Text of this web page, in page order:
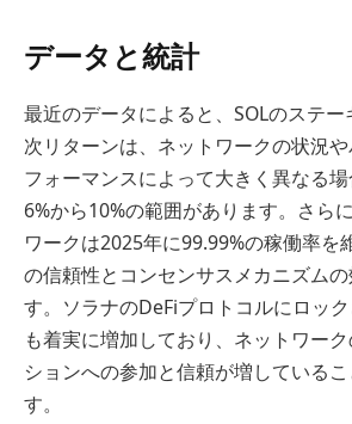
データと統計
最近のデータによると、SOLのステ
次リターンは、ネットワークの状況
フォーマンスによって大きく異なる
6%から10%の範囲があります。さら
ワークは2025年に99.99%の稼働率を
の信頼性とコンセンサスメカニズム
す。ソラナのDeFiプロトコルにロッ
も着実に増加しており、ネットワー
ションへの参加と信頼が増している
す。